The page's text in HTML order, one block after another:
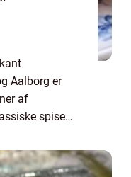
Aalborg er
af
spise
smørrebrød